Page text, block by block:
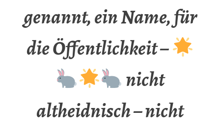
genannt, ein Name, für
die Öffentlichkeit –
nicht
altheidnisch – nicht